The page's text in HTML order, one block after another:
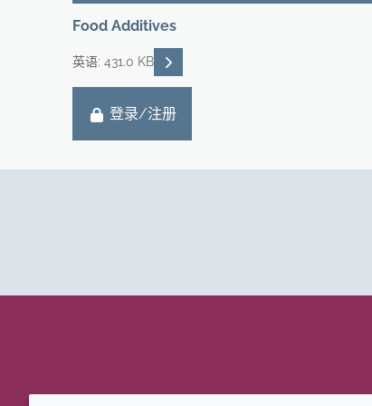
Food Additives
英语: 431.0 KB READ DESCRIPTIONS
登录/注册